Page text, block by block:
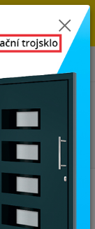
U NÁS V
0
0,00 Kč